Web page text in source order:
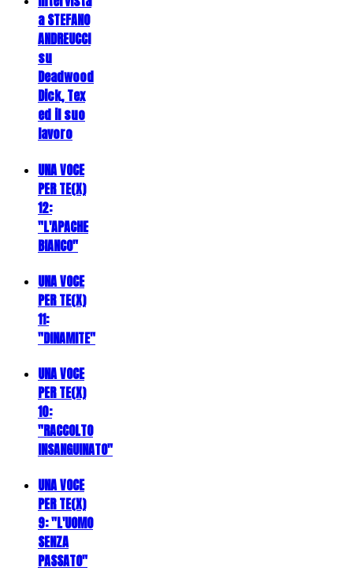
a STEFANO
ANDREUCCI
su
Deadwood
Dick, Tex
ed il suo
lavoro
UNA VOCE
PER TE(X)
12:
"L'APACHE
BIANCO"
UNA VOCE
PER TE(X)
11:
"DINAMITE"
UNA VOCE
PER TE(X)
10:
"RACCOLTO
INSANGUINATO"
UNA VOCE
PER TE(X)
9: "L'UOMO
SENZA
PASSATO"